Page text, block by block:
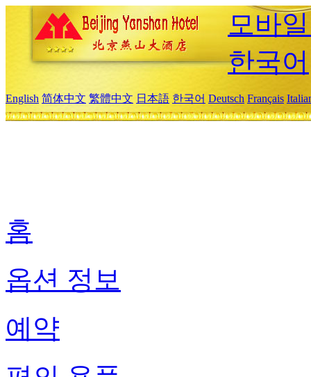
모바
한국어
English 简体中文 繁體中文 日本語 한국어 Deutsch Français
홈
옵션 정보
예약